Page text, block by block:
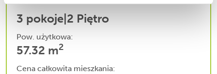
3 pokoje 2 Piętro
Pow. użytkowa:
57.32 m2
Cena całkowita mieszkania: